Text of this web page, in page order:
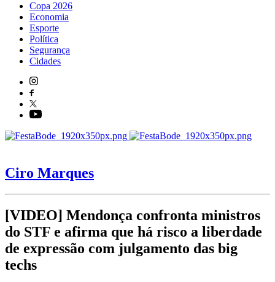
Copa 2026
Economia
Esporte
Política
Segurança
Cidades
Ciro Marques
[VIDEO] Mendonça confronta ministros
do STF e afirma que há risco a liberdade
de expressão com julgamento das big
techs